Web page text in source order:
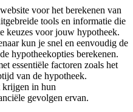
voor het berekenen van
tools en informatie die
keuzes voor jouw hypotheek.
kun je snel en eenvoudig de
hypotheekopties berekenen.
essentiële factoren zoals het
van de hypotheek.
krijgen in hun
gevolgen ervan.